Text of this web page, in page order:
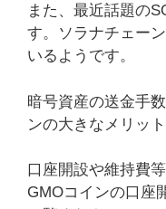
また、最近話題の
す。ソラナチェー
いるようです。
暗号資産の送金手
ンの大きなメリット
口座開設や維持費
GMOコインの口座